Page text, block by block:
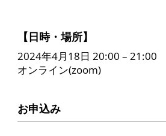
【日時・場所】
2024年4月18日 20:00 – 21:00
オンライン(zoom)
お申込み